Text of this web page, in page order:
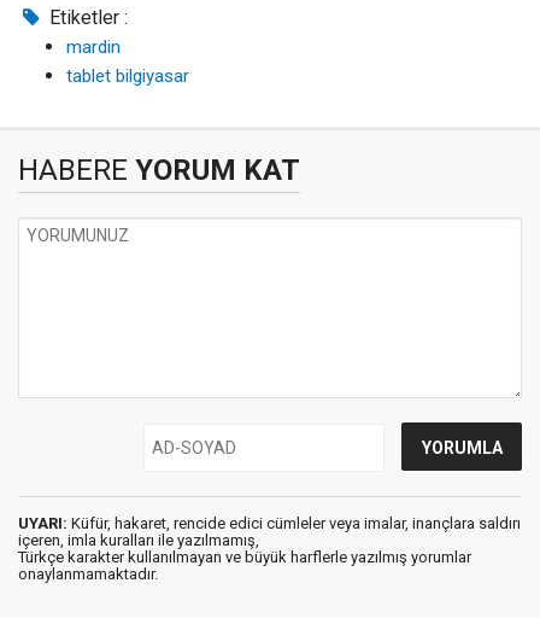
Etiketler :
mardin
tablet bilgiyasar
HABERE YORUM KAT
UYARI: Küfür, hakaret, rencide edici cümleler veya imalar, inançlara saldırı
içeren, imla kuralları ile yazılmamış,
Türkçe karakter kullanılmayan ve büyük harflerle yazılmış yorumlar
onaylanmamaktadır.